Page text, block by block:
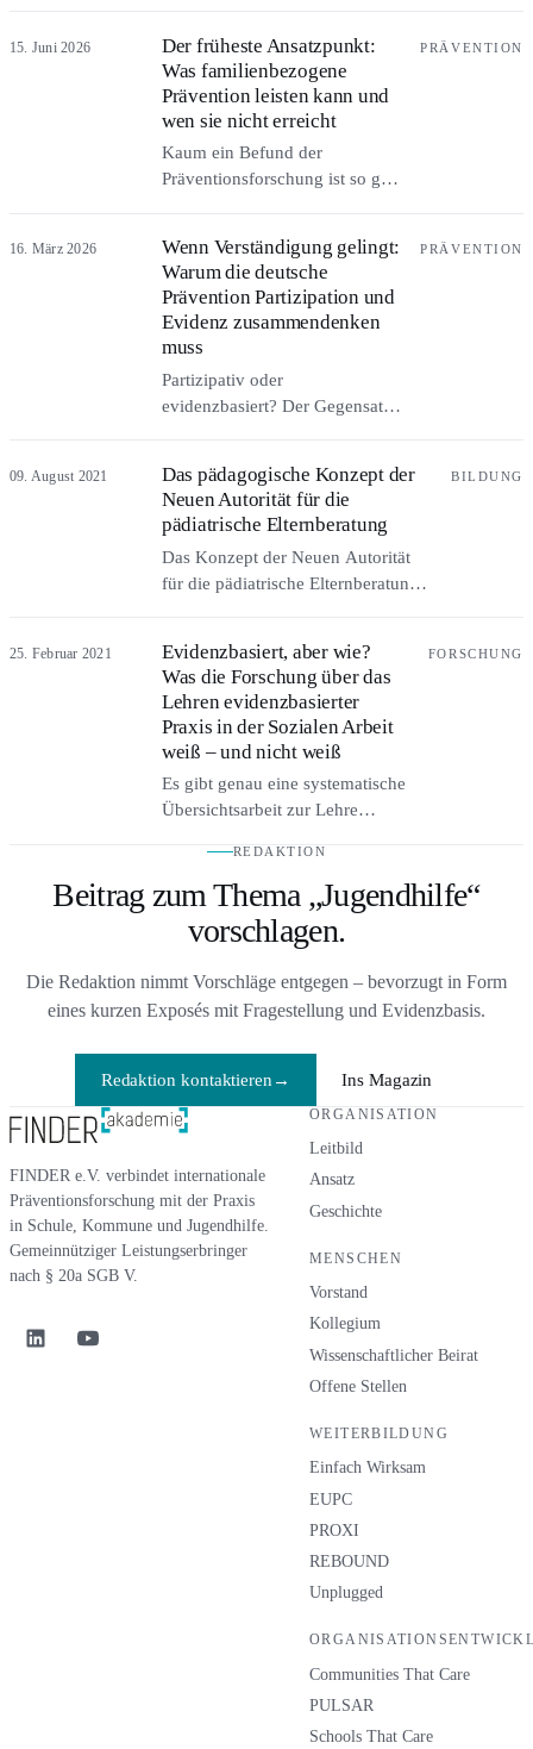
Warum die Frage nach der Wirkung im
Fach als unfein gilt, und warum sie zu
stellen fürsorglich ist, nicht kalt.
15. Juni 2026
Der früheste Ansatzpunkt:
Was familienbezogene
Prävention leisten kann und
wen sie nicht erreicht
Kaum ein Befund der
Präventionsforschung ist so gut
Setting wird so zuverlässig
verfehlt. Über den
Wirkmechanismus, die
Effektgrößen, die Grenzen der
die eigentliche Frage der
familienbezogenen Prävention:
den Verhältnissen, in denen
Familien leben.
PRÄVENTION
16. März 2026
Wenn Verständigung gelingt:
Warum die deutsche
Prävention Partizipation und
Evidenz zusammendenken
muss
Partizipativ oder
evidenzbasiert? Der Gegensatz,
Habermas’ Diskursethik, das
kommunale Modell
Communities That Care und der
Rechtsrahmen zeigen, dass
beides zusammengehört.
PRÄVENTION
09. August 2021
Das pädagogische Konzept der
Neuen Autorität für die
pädiatrische Elternberatung
Das Konzept der Neuen Autorität
für die pädiatrische Elternberatung:
auf elterliche Hilflosigkeit. Wie
Kinderärzte Familien in
pädagogischen Krisen stärken
können.
BILDUNG
25. Februar 2021
Evidenzbasiert, aber wie?
Was die Forschung über das
Lehren evidenzbasierter
Praxis in der Sozialen Arbeit
weiß – und nicht weiß
Es gibt genau eine systematische
Übersichtsarbeit zur Lehre
Sozialen Arbeit: 27 Studien, fast
nur Selbstauskünfte, kaum
Verhaltensdaten. Was über
wirksame Lehrformate trotzdem
integrierte Lehre vorn liegt.
FORSCHUNG
REDAKTION
Beitrag zum Thema „Jugendhilfe“
vorschlagen.
Die Redaktion nimmt Vorschläge entgegen – bevorzugt in Form
eines kurzen Exposés mit Fragestellung und Evidenzbasis.
Redaktion kontaktieren → Ins Magazin
FINDER e.V. verbindet internationale
Präventionsforschung mit der Praxis
in Schule, Kommune und Jugendhilfe.
Gemeinnütziger Leistungserbringer
nach § 20a SGB V.
ORGANISATION
Leitbild
Ansatz
Geschichte
MENSCHEN
Vorstand
Kollegium
Wissenschaftlicher Beirat
Offene Stellen
WEITERBILDUNG
Einfach Wirksam
EUPC
PROXI
REBOUND
Unplugged
Communities That Care
PULSAR
Schools That Care